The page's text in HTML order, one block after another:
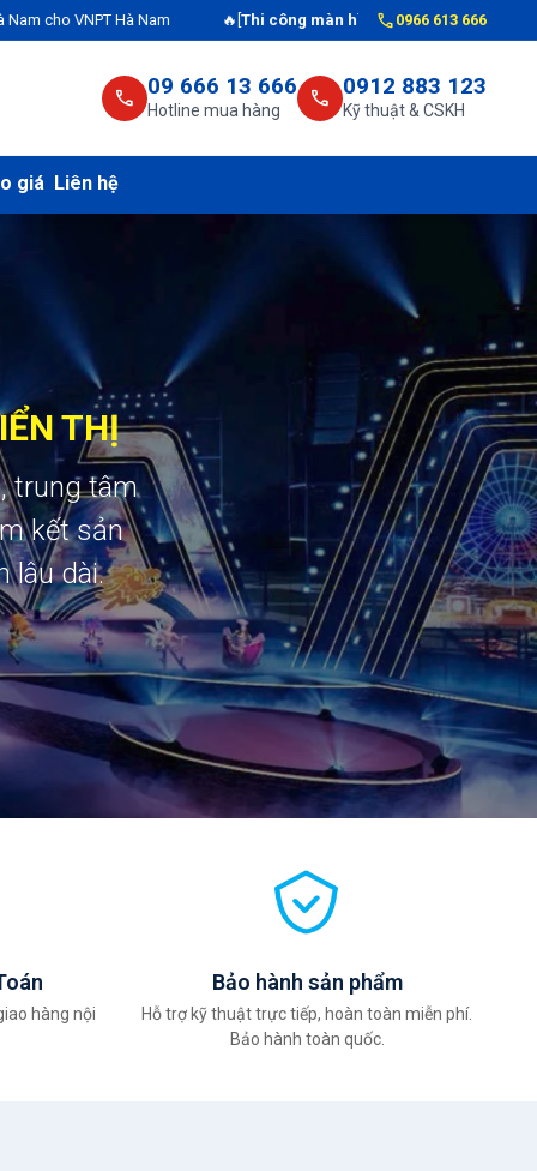
🔥[Thi công màn hình LED ] Cung cấp, lắp đặt màn hình led cho
call 0966 613 666
call 09 666 13 666
Hotline mua hàng call 0912 883 123
Kỹ thuật & CSKH
giá Liên hệ
THỊ
trung tâm
kết sản
lâu dài.
hàng nội
Bảo hành sản phẩm
Hỗ trợ kỹ thuật trực tiếp, hoàn toàn miễn phí.
Bảo hành toàn quốc.